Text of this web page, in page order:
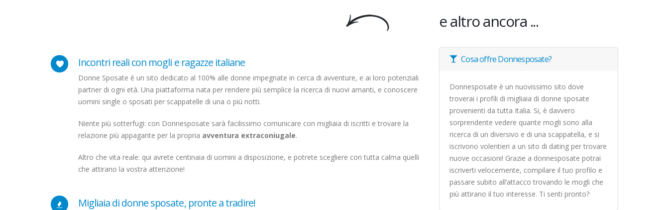
Incontri reali con mogli e ragazze italiane
Donne Sposate è un sito dedicato al 100% alle donne impegnate in cerca di avventure, e ai loro potenziali
partner di ogni età. Una piattaforma nata per rendere più semplice la ricerca di nuovi amanti, e conoscere
uomini single o sposati per scappatelle di una o più notti.
Niente più sotterfugi: con Donnesposate sarà facilissimo comunicare con migliaia di iscritti e trovare la
relazione più appagante per la propria avventura extraconiugale.
Altro che vita reale: qui avrete centinaia di uomini a disposizione, e potrete scegliere con tutta calma quelli
che attirano la vostra attenzione!
Migliaia di donne sposate, pronte a tradire!
e altro ancora ...
Cosa offre Donnesposate?
Donnesposate è un nuovissimo sito dove
troverai i profili di migliaia di donne sposate
provenienti da tutta Italia. Si, è davvero
sorprendente vedere quante mogli sono alla
ricerca di un diversivo e di una scappatella, e si
iscrivono volentieri a un sito di dating per trovare
nuove occasioni! Grazie a donnesposate potrai
iscriverti velocemente, compilare il tuo profilo e
passare subito all’attacco trovando le mogli che
più attirano il tuo interesse. Ti senti pronto?